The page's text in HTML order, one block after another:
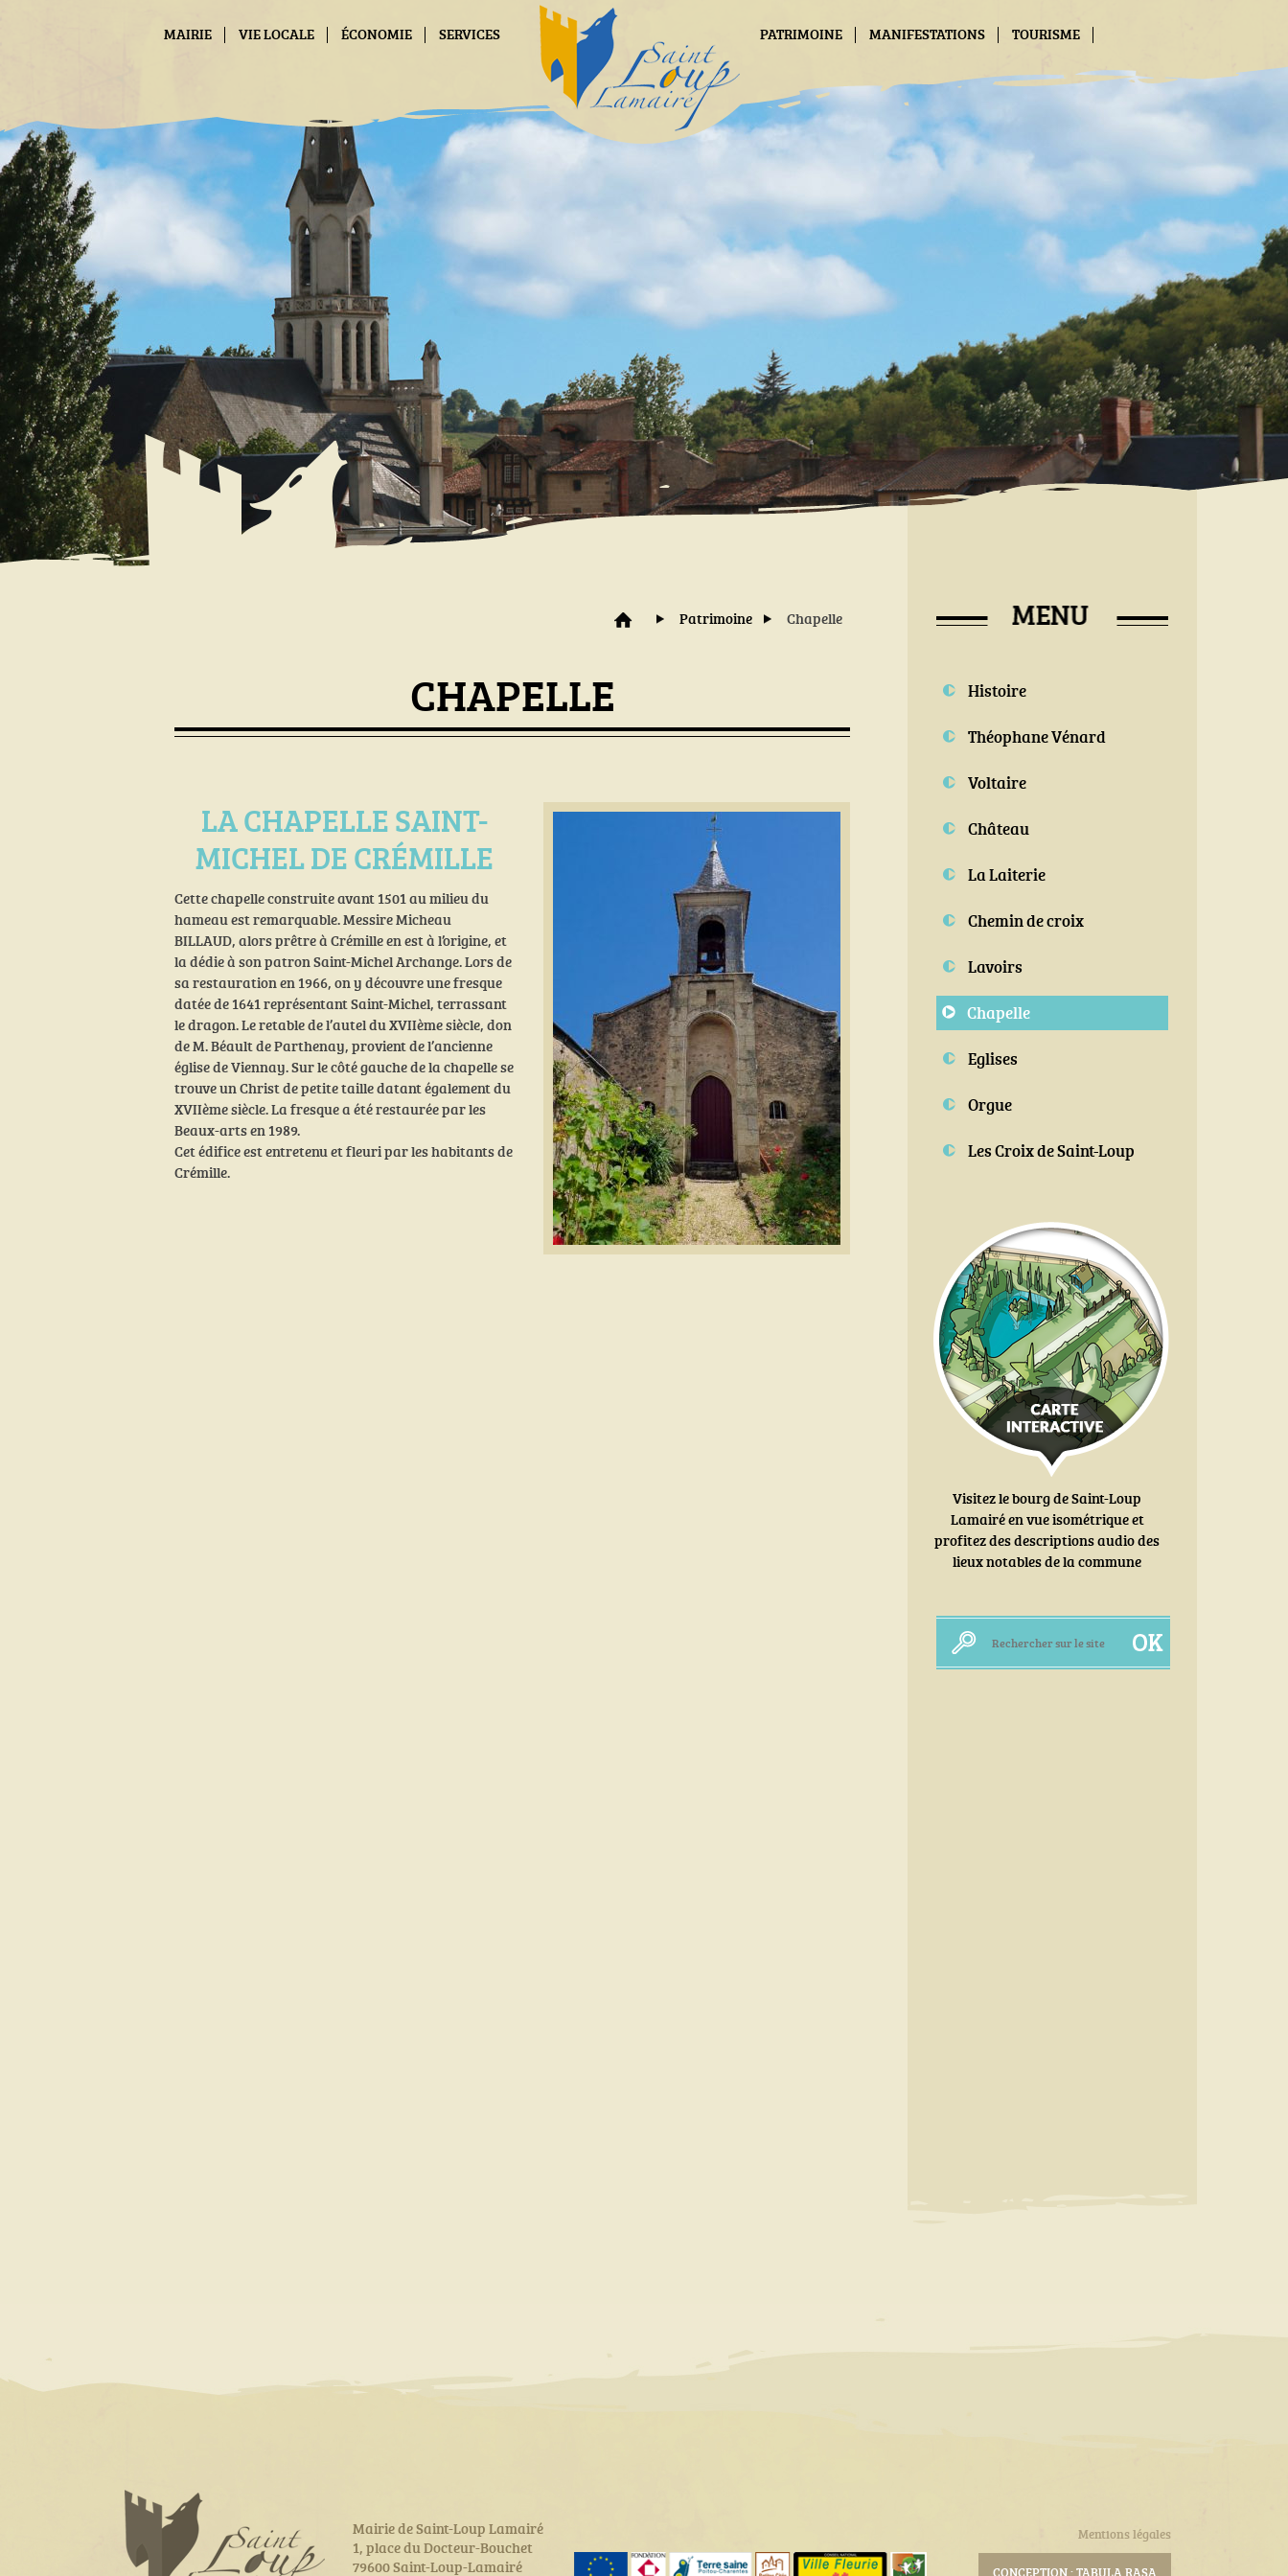
MAIRIE VIE LOCALE ÉCONOMIE SERVICES PATRIMOINE MANIFESTATIONS TOURISME
Patrimoine Chapelle
CHAPELLE
LA CHAPELLE SAINT-
MICHEL DE CRÉMILLE
Cette chapelle construite avant 1501 au milieu du
hameau est remarquable. Messire Micheau
BILLAUD, alors prêtre à Crémille en est à l’origine, et
la dédie à son patron Saint-Michel Archange. Lors de
sa restauration en 1966, on y découvre une fresque
datée de 1641 représentant Saint-Michel, terrassant
le dragon. Le retable de l’autel du XVIIème siècle, don
de M. Béault de Parthenay, provient de l’ancienne
église de Viennay. Sur le côté gauche de la chapelle se
trouve un Christ de petite taille datant également du
XVIIème siècle. La fresque a été restaurée par les
Beaux-arts en 1989.
Cet édifice est entretenu et fleuri par les habitants de
Crémille.
Histoire
Théophane Vénard
Voltaire
Château
La Laiterie
Chemin de croix
Lavoirs
Chapelle
Eglises
Orgue
Les Croix de Saint-Loup
Visitez le bourg de Saint-Loup
Lamairé en vue isométrique et
profitez des descriptions audio des
lieux notables de la commune
Mairie de Saint-Loup Lamairé
1, place du Docteur-Bouchet
79600 Saint-Loup-Lamairé
Mentions légales
CONCEPTION : TABULA RASA